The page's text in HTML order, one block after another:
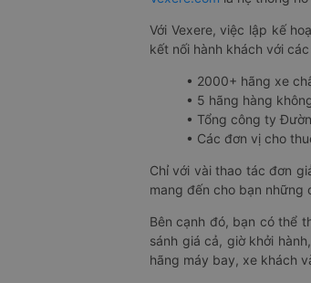
Với Vexere, việc lập kế
kết nối hành khách với
• 2000+ hãng xe
• 5 hãng hàng
• Tổng công ty
• Các đơn vị cho
Chỉ với vài thao tác đơn
mang đến cho bạn những
Bên cạnh đó, bạn có thể
sánh giá cả, giờ khởi
hãng máy bay, xe khách